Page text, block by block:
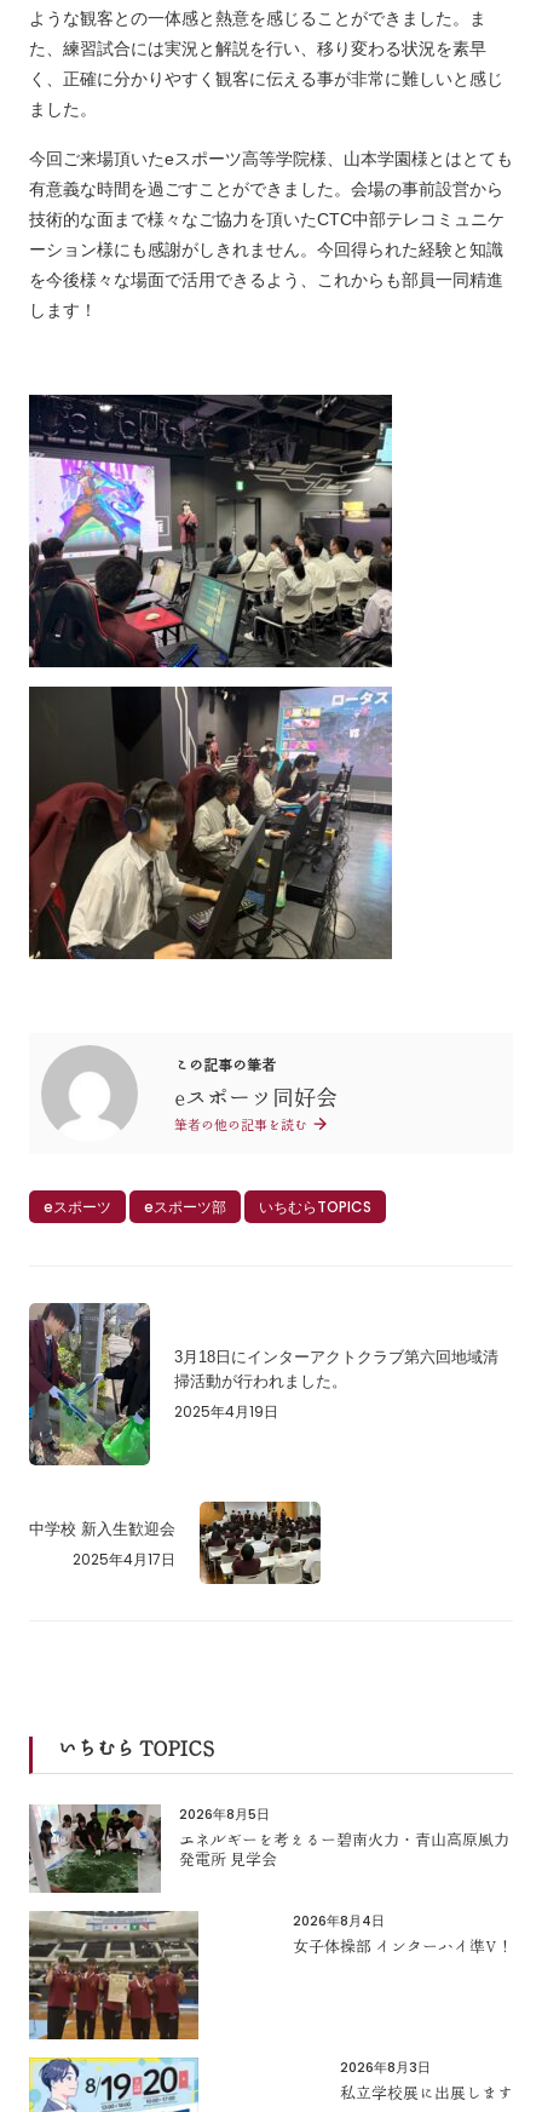
ような観客との一体感と熱意を感じることができました。ま
た、練習試合には実況と解説を行い、移り変わる状況を素早
く、正確に分かりやすく観客に伝える事が非常に難しいと感じ
ました。
今回ご来場頂いたeスポーツ高等学院様、山本学園様とはとても
有意義な時間を過ごすことができました。会場の事前設営から
技術的な面まで様々なご協力を頂いたCTC中部テレコミュニケ
ーション様にも感謝がしきれません。今回得られた経験と知識
を今後様々な場面で活用できるよう、これからも部員一同精進
します！
この記事の筆者
eスポーツ同好会
筆者の他の記事を読む
eスポーツ eスポーツ部 いちむらTOPICS
3月18日にインターアクトクラブ第六回地域清
掃活動が行われました。
2025年4月19日
中学校 新入生歓迎会
2025年4月17日
いちむら TOPICS
2026年8月5日
エネルギーを考えるー碧南火力・青山高原風力
発電所 見学会
2026年8月4日
女子体操部 インターハイ準V！
2026年8月3日
私立学校展に出展します